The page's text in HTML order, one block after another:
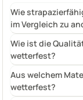
Wie
im Vergleich zu
Wie ist die
wetterfest?
Aus welchem
wetterfest?